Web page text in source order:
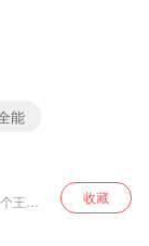
是，青州大学的这
届新生里，迎来了
的力量一无所知。”
能
王者
绝代
够的
收藏